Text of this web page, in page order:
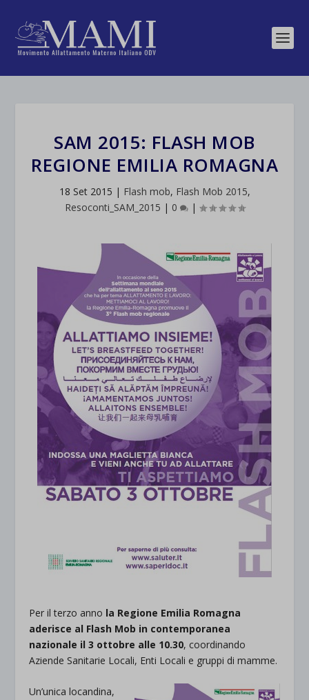
SAM 2015: FLASH MOB
REGIONE EMILIA ROMAGNA
18 Set 2015 | Flash mob, Flash Mob 2015,
Resoconti_SAM_2015 | 0 |
Per il terzo anno la Regione Emilia Romagna
aderisce al Flash Mob in contemporanea
nazionale il 3 ottobre alle 10.30, coordinando
Aziende Sanitarie Locali, Enti Locali e gruppi di mamme.
Un’unica locandina,